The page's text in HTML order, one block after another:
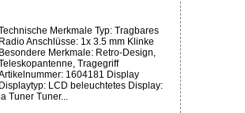
Merkmale Typ: Tragbares
Radio Anschlüsse: 1x 3.5 mm Klinke
Besondere Merkmale: Retro-Design,
Tragegriff
1604181 Display
Displaytyp: LCD beleuchtetes Display:
Tuner Tuner...